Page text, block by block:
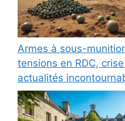
Armes à sous-
tensions en RDC,
actualités